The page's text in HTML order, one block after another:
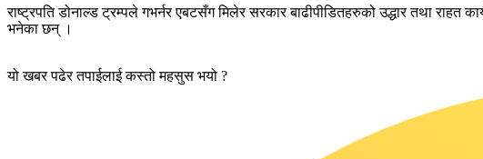
राष्ट्रपति डोनाल्ड ट्रम्पले गभर्नर एबटसँग मिलेर सरकार बाढीपीडितहरुको उद्धार तथा राहत
भनेका छन् ।
यो खबर पढेर तपाईलाई कस्तो महसुस भयो ?